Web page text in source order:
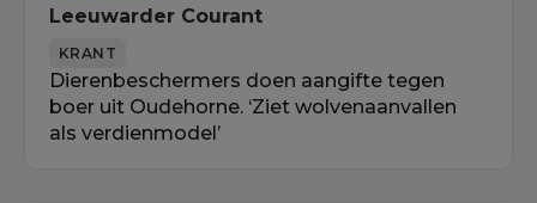
Leeuwarder Courant
KRANT
Dierenbeschermers doen aangifte tegen
boer uit Oudehorne. ‘Ziet wolvenaanvallen
als verdienmodel’